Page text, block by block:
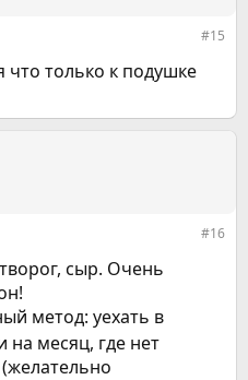
#15
что только к подушке
#16
сыр. Очень
метод: уехать в
на месяц, где нет